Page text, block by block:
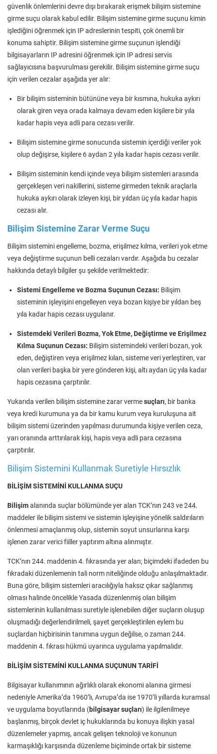
güvenlik önlemlerini devre dışı bırakarak erişmek bilişim sistemine
girme suçu olarak kabul edilir. Bilişim sistemine girme suçunu kimin
işlediğini öğrenmek için IP adreslerinin tespiti, çok önemli bir
konuma sahiptir. Bilişim sistemine girme suçunun işlendiği
bilgisayarların IP adresini öğrenmek için IP adresi servis
sağlayıcısına başvurulması gerekilir. Bilişim sistemine girme suçu
için verilen cezalar aşağıda yer alır:
Bir bilişim sisteminin bütününe veya bir kısmına, hukuka aykırı
olarak giren veya orada kalmaya devam eden kişilere bir yıla
kadar hapis veya adli para cezası verilir.
Bilişim sistemine girme sonucunda sistemin içerdiği veriler yok
olup değişirse, kişilere 6 aydan 2 yıla kadar hapis cezası verilir.
Bilişim sisteminin kendi içinde veya bilişim sistemleri arasında
gerçekleşen veri nakillerini, sisteme girmeden teknik araçlarla
hukuka aykırı olarak izleyen kişi, bir yıldan üç yıla kadar hapis
cezası alır.
Bilişim Sistemine Zarar Verme Suçu
Bilişim sistemini engelleme, bozma, erişilmez kılma, verileri yok etme
veya değiştirme suçunun belli cezaları vardır. Aşağıda bu cezalar
hakkında detaylı bilgiler şu şekilde verilmektedir:
Sistemi Engelleme ve Bozma Suçunun Cezası: Bilişim
sisteminin işleyişini engelleyen veya bozan kişiye bir yıldan beş
yıla kadar hapis cezası uygulanır.
Sistemdeki Verileri Bozma, Yok Etme, Değiştirme ve Erişilmez
Kılma Suçunun Cezası: Bilişim sistemindeki verileri bozan, yok
eden, değiştiren veya erişilmez kılan, sisteme veri yerleştiren, var
olan verileri başka bir yere gönderen kişi, altı aydan üç yıla kadar
hapis cezasına çarptırılır.
Yukarıda verilen bilişim sistemine zarar vermesuçları, bir banka
veya kredi kurumuna ya da bir kamu kurum veya kuruluşuna ait
bilişim sistemi üzerinden yapılması durumunda kişiye verilen ceza,
yarı oranında arttırılarak kişi, hapis veya adli para cezasına
çarptırılır.
Bilişim Sistemini Kullanmak Suretiyle Hırsızlık
BİLİŞİM SİSTEMİNİ KULLANMA SUÇU
Bilişimalanında suçlar bölümünde yer alan TCK’nın 243 ve 244.
maddeler ile bilişim sistemi ve sistemin işleyişine yönelik saldırıların
önlenmesi amaçlanmış olup, sistemin soyut unsurlarına karşı
işlenen zarar verici fiiller yaptırım altına alınmıştır.
TCK’nın 244. maddenin 4. fıkrasında yer alan; biçimdeki ifadeden bu
fıkradaki düzenlemenin tali norm niteliğinde olduğu anlaşılmaktadır.
Buna göre, bilişim sistemleri aracılığıyla haksız çıkar sağlanmış
olması halinde öncelikle Yasada düzenlenmiş olan bilişim
sistemlerinin kullanılması suretiyle işlenebilen diğer suçların oluşup
oluşmadığı değerlendirilmeli, şayet gerçekleştirilen eylem bu
suçlardan hiçbirisinin tanımına uygun değilse, o zaman 244.
maddenin 4. fıkrası hükmü uyarınca uygulama yapılmalıdır.
BİLİŞİM SİSTEMİNİ KULLANMA SUÇUNUN TARİFİ
Bilgisayar kullanımının ağırlıklı olarak ekonomi alanına girmesi
nedeniyle Amerika’da 1960’lı, Avrupa’da ise 1970’li yıllarda kuramsal
ve uygulama boyutlarında (bilgisayar suçları) ile ilgilenilmeye
başlanmış, birçok devlet iç hukuklarında bu konuya ilişkin yasal
düzenlemeler yapmış, ancak gelişen teknoloji ve konunun
karmaşıklığı karşısında düzenleme biçiminde ortak bir sisteme